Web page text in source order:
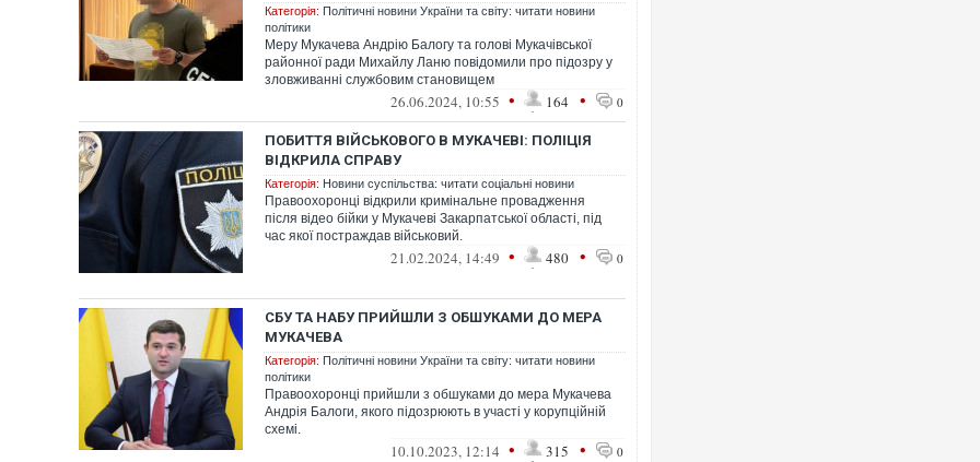
Категорія: Політичні новини України та світу: читати новини
політики
Меру Мукачева Андрію Балогу та голові Мукачівської
районної ради Михайлу Ланю повідомили про підозру у
зловживанні службовим становищем
26.06.2024, 10:55 • 164 • 0
ПОБИТТЯ ВІЙСЬКОВОГО В МУКАЧЕВІ: ПОЛІЦІЯ
ВІДКРИЛА СПРАВУ
Категорія: Новини суспільства: читати соціальні новини
Правоохоронці відкрили кримінальне провадження
після відео бійки у Мукачеві Закарпатської області, під
час якої постраждав військовий.
21.02.2024, 14:49 • 480 • 0
СБУ ТА НАБУ ПРИЙШЛИ З ОБШУКАМИ ДО МЕРА
МУКАЧЕВА
Категорія: Політичні новини України та світу: читати новини
політики
Правоохоронці прийшли з обшуками до мера Мукачева
Андрія Балоги, якого підозрюють в участі у корупційній
схемі.
10.10.2023, 12:14 • 315 • 0
Росія атакувала Суми
торговельний центр,
Сили оборони уразили
губернатор регіону